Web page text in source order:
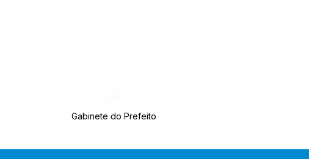
Gabinete do Prefeito